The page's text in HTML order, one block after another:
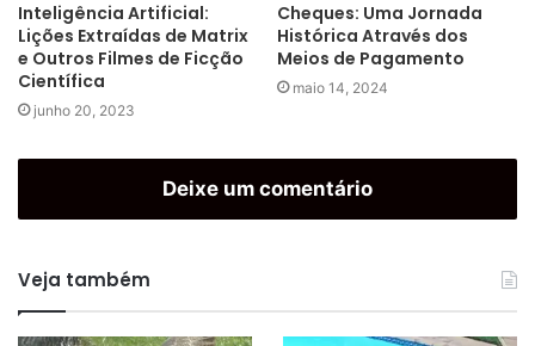
Inteligência Artificial:
Lições Extraídas de Matrix
e Outros Filmes de Ficção
Científica
junho 20, 2023
Cheques: Uma Jornada
Histórica Através dos
Meios de Pagamento
maio 14, 2024
Deixe um comentário
Veja também